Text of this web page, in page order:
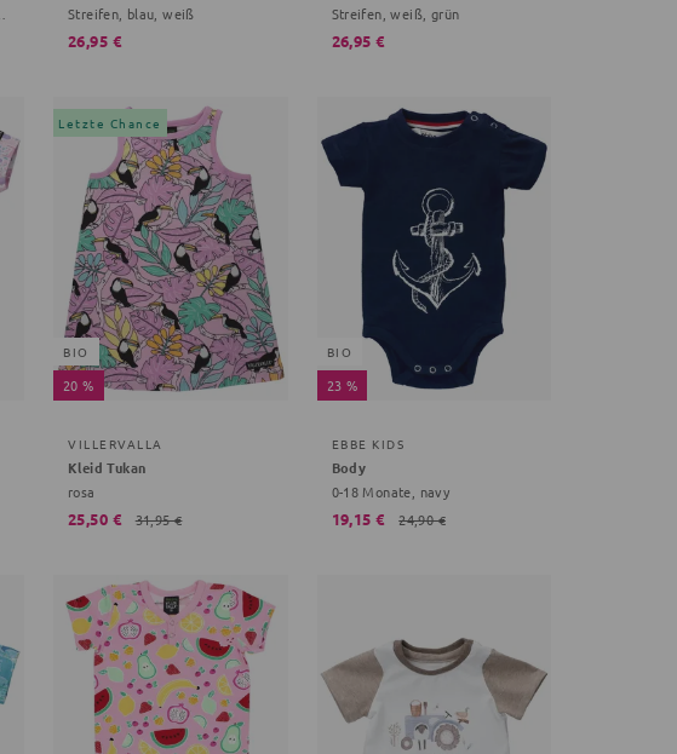
Streifen, blau, weiß
26,95 €
Streifen, weiß, grün
26,95 €
Letzte Chance
BIO
20 %
VILLERVALLA
Kleid Tukan
rosa
25,50 € 31,95 €
BIO
23 %
EBBE KIDS
Body
0-18 Monate, navy
19,15 € 24,90 €